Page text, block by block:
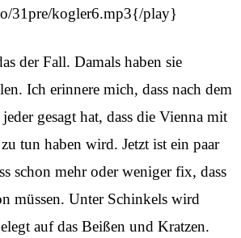
31pre/kogler6.mp3{/play}
der Fall. Damals haben sie
Ich erinnere mich, dass nach dem
gesagt hat, dass die Vienna mit
tun haben wird. Jetzt ist ein paar
schon mehr oder weniger fix, dass
müssen. Unter Schinkels wird
auf das Beißen und Kratzen.